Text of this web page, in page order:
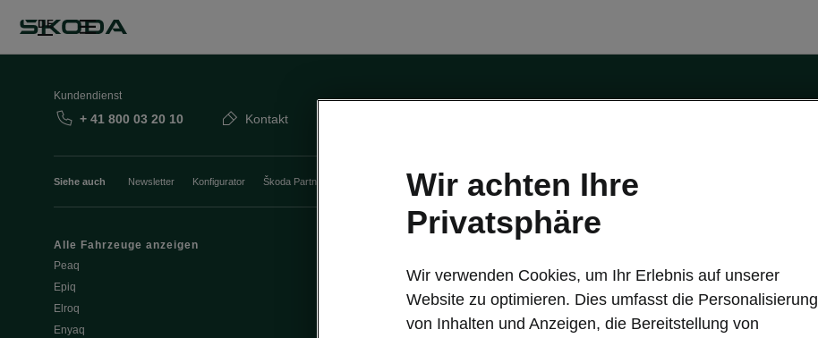
DE
Kundendienst
+ 41 800 03 20 10 Kontakt
Siehe auch Newsletter Konfigurator Škoda Partner
Alle Fahrzeuge anzeigen
Peaq
Epiq
Elroq
Enyaq
Software Update
Škoda Connect
MyŠkoda App
Wir achten Ihre
Privatsphäre
Wir verwenden Cookies, um Ihr Erlebnis auf unserer
Website zu optimieren. Dies umfasst die Personalisierung
von Inhalten und Anzeigen, die Bereitstellung von